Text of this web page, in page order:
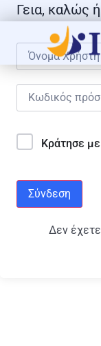
Γεια, καλώς
Κράτησε
Σύνδεση
Δεν